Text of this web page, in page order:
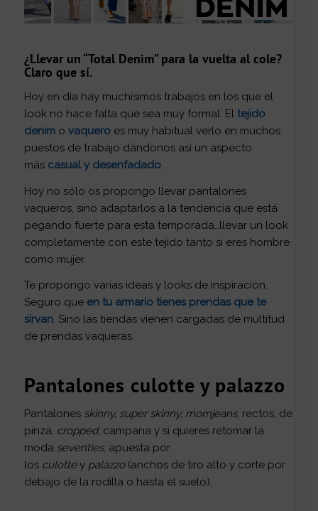
¿Llevar un “Total Denim” para la vuelta al cole?
Claro que sí.
Hoy en día hay muchísimos trabajos en los que el
look no hace falta que sea muy formal. El tejido
denimo vaqueroes muy habitual verlo en muchos
puestos de trabajo dándonos así un aspecto
más casual y desenfadado.
Hoy no sólo os propongo llevar pantalones
vaqueros, sino adaptarlos a la tendencia que está
pegando fuerte para esta temporada…llevar un look
completamente con este tejido tanto si eres hombre
como mujer.
Te propongo varias ideas y looks de inspiración.
Seguro que en tu armario tienes prendas que te
sirvan. Sino las tiendas vienen cargadas de multitud
de prendas vaqueras.
Pantalones culotte y palazzo
Pantalones skinny, super skinny, momjeans, rectos, de
pinza, cropped, campana y si quieres retomar la
moda seventies, apuesta por
los culottey palazzo(anchos de tiro alto y corte por
debajo de la rodilla o hasta el suelo).